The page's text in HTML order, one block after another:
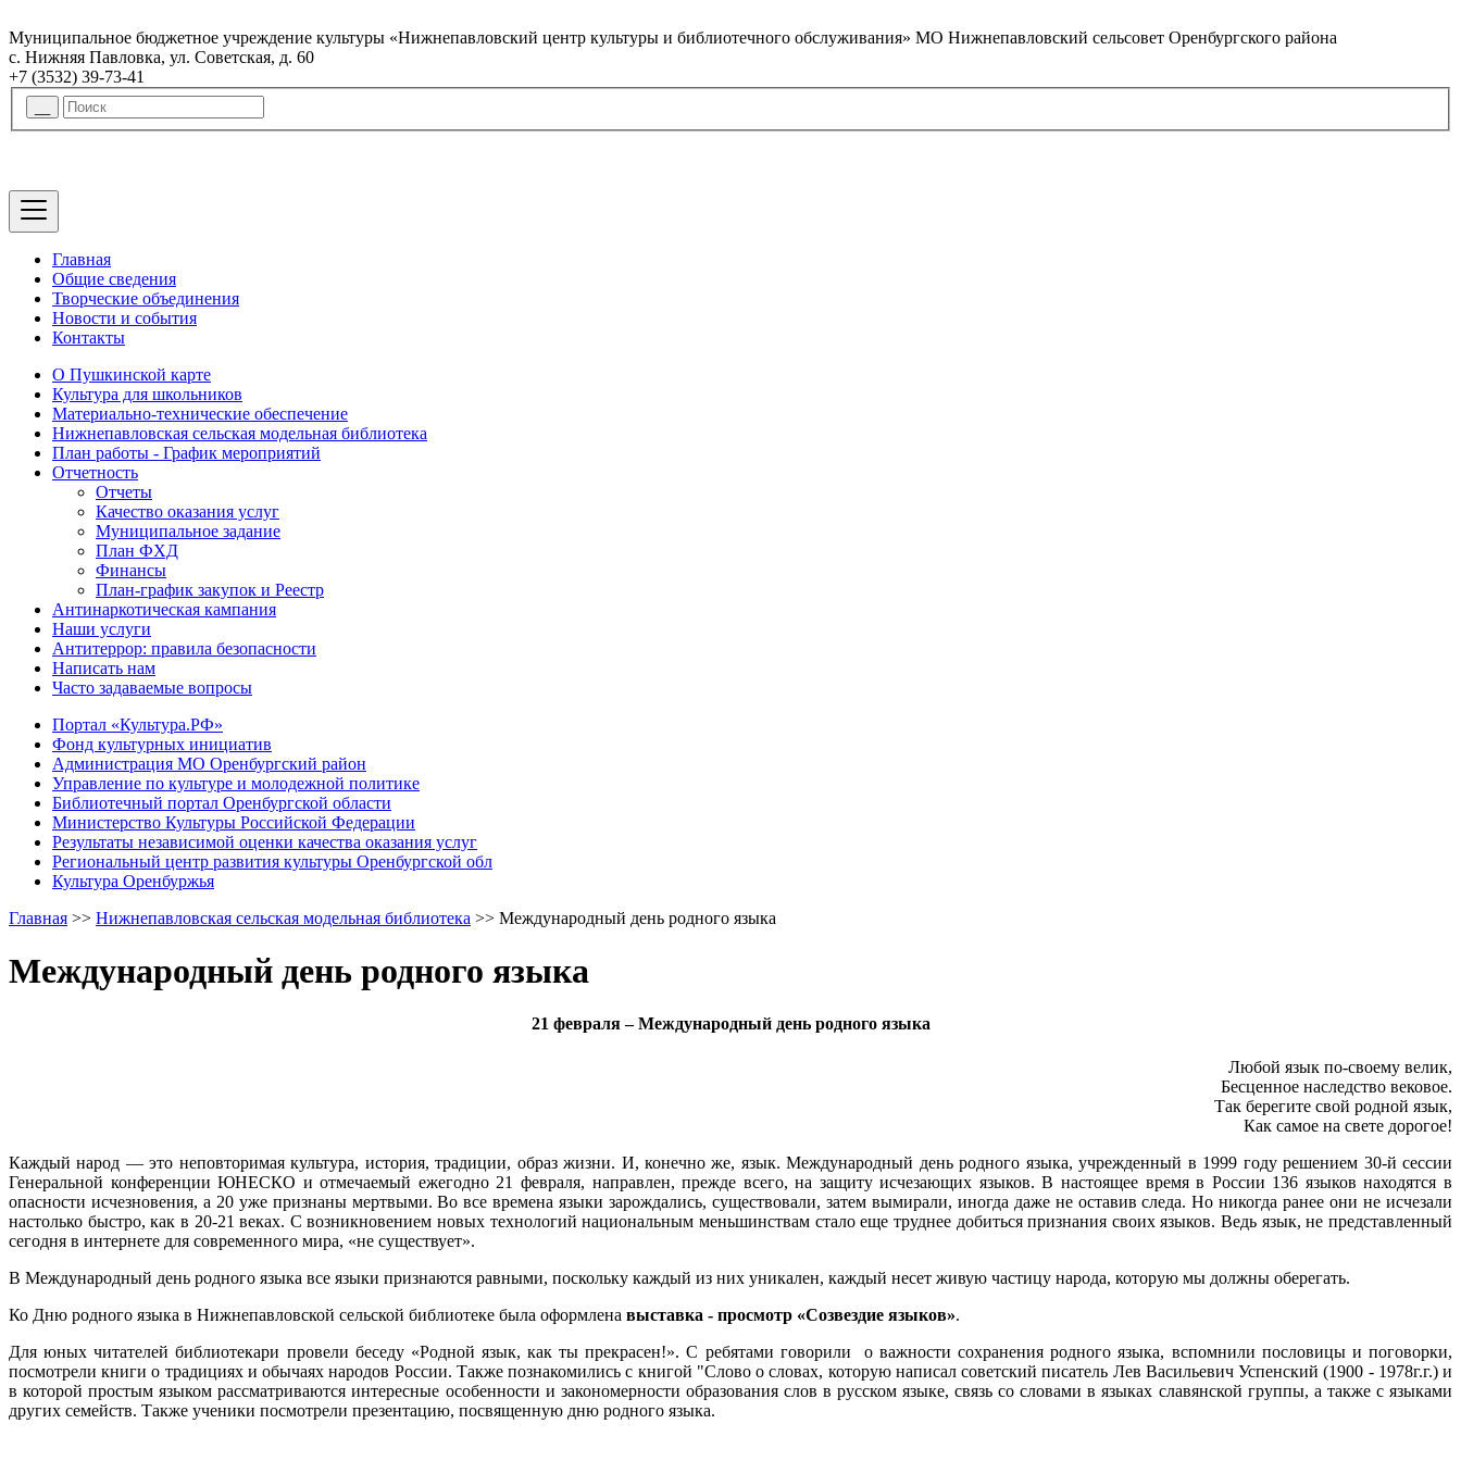
Муниципальное бюджетное учреждение культуры «Нижнепавловский центр культуры и библиотечного обслуживания» МО Нижнепавловский сельсовет Оренбургского района
с. Нижняя Павловка, ул. Советская, д. 60
+7 (3532) 39-73-41
Главная
Общие сведения
Творческие объединения
Новости и события
Контакты
О Пушкинской карте
Культура для школьников
Материально-технические обеспечение
Нижнепавловская сельская модельная библиотека
План работы - График мероприятий
Отчетность
Отчеты
Качество оказания услуг
Муниципальное задание
План ФХД
Финансы
План-график закупок и Реестр
Антинаркотическая кампания
Наши услуги
Антитеррор: правила безопасности
Написать нам
Часто задаваемые вопросы
Портал «Культура.РФ»
Фонд культурных инициатив
Администрация МО Оренбургский район
Управление по культуре и молодежной политике
Библиотечный портал Оренбургской области
Министерство Культуры Российской Федерации
Результаты независимой оценки качества оказания услуг
Региональный центр развития культуры Оренбургской обл
Культура Оренбуржья
Главная >> Нижнепавловская сельская модельная библиотека >> Международный день родного языка
Международный день родного языка
21 февраля – Международный день родного языка
Любой язык по-своему велик,
Бесценное наследство вековое.
Так берегите свой родной язык,
Как самое на свете дорогое!
Каждый народ — это неповторимая культура, история, традиции, образ жизни. И, конечно же, язык. Международный день родного языка, учрежденный в 1999 году решением 30-й сессии
Генеральной конференции ЮНЕСКО и отмечаемый ежегодно 21 февраля, направлен, прежде всего, на защиту исчезающих языков. В настоящее время в России 136 языков находятся в
опасности исчезновения, а 20 уже признаны мертвыми. Во все времена языки зарождались, существовали, затем вымирали, иногда даже не оставив следа. Но никогда ранее они не исчезали
настолько быстро, как в 20-21 веках. С возникновением новых технологий национальным меньшинствам стало еще труднее добиться признания своих языков. Ведь язык, не представленный
сегодня в интернете для современного мира, «не существует».
В Международный день родного языка все языки признаются равными, поскольку каждый из них уникален, каждый несет живую частицу народа, которую мы должны оберегать.
Ко Дню родного языка в Нижнепавловской сельской библиотеке была оформлена выставка - просмотр «Созвездие языков».
Для юных читателей библиотекари провели беседу «Родной язык, как ты прекрасен!». С ребятами говорили о важности сохранения родного языка, вспомнили пословицы и поговорки,
посмотрели книги о традициях и обычаях народов России. Также познакомились с книгой "Слово о словах, которую написал советский писатель Лев Васильевич Успенский (1900 - 1978г.г.) и
в которой простым языком рассматриваются интересные особенности и закономерности образования слов в русском языке, связь со словами в языках славянской группы, а также с языками
других семейств. Также ученики посмотрели презентацию, посвященную дню родного языка.